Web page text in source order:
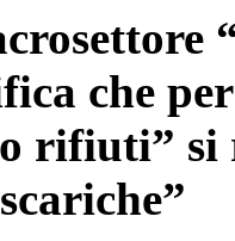
che
rifiuti”